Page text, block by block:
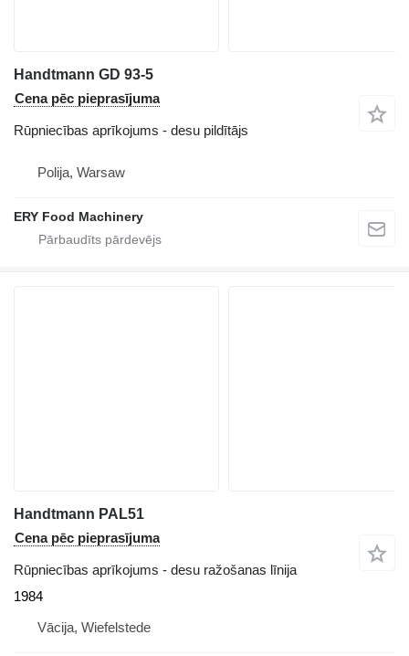
Handtmann GD 93-5
Cena pēc pieprasījuma
Rūpniecības aprīkojums - desu pildītājs
Polija, Warsaw
ERY Food Machinery
Handtmann PAL51
Cena pēc pieprasījuma
Rūpniecības aprīkojums - desu ražošanas līnija
1984
Vācija, Wiefelstede